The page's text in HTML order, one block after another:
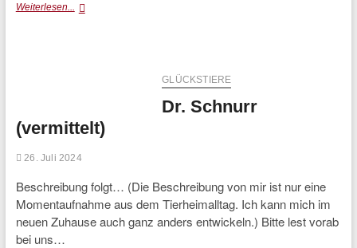
Weiterlesen... Unser
Sorgen
bereitet.
GLÜCKSTIERE
Dr. Schnurr
(vermittelt)
26. Juli 2024
Beschreibung folgt… (Die Beschreibung von mir ist nur eine
Momentaufnahme aus dem Tierheimalltag. Ich kann mich im
neuen Zuhause auch ganz anders entwickeln.) Bitte lest vorab
bei uns…